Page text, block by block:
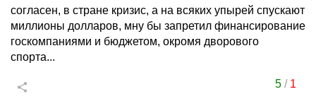
согласен, в стране кризис, а на всяких упырей спускают
миллионы долларов, мну бы запретил финансирование
госкомпаниями и бюджетом, окромя дворового
спорта...
5/ 1